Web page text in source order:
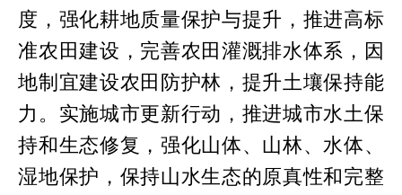
度，强化耕地质量保护与提升，推进高标
准农田建设，完善农田灌溉排水体系，因
地制宜建设农田防护林，提升土壤保持能
力。实施城市更新行动，推进城市水土保
持和生态修复，强化山体、山林、水体、
湿地保护，保持山水生态的原真性和完整